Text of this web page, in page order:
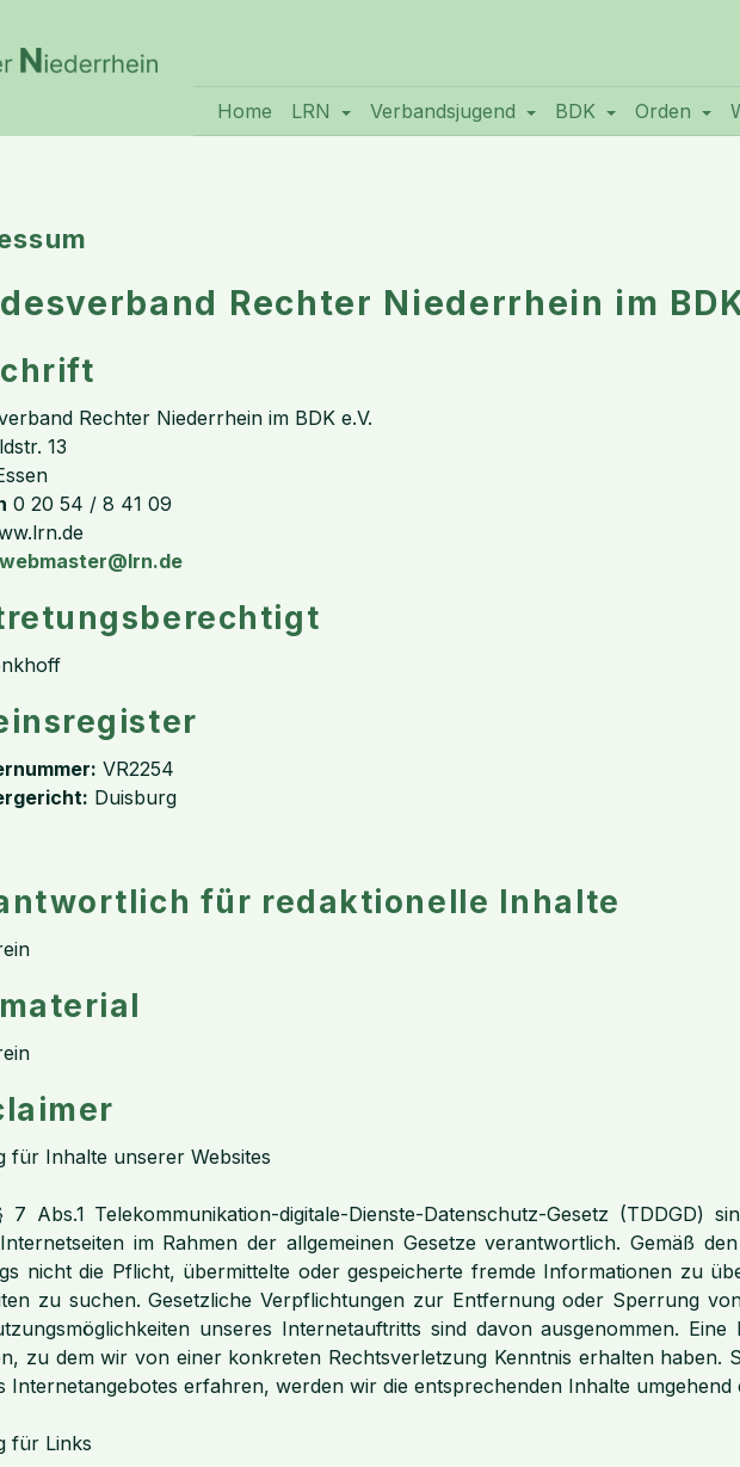
Home LRN Verbandsjugend BDK Orden
Rechter Niederrhein im
Rechter Niederrhein im BDK e.V.
13
0 20 54 / 8 41 09
webmaster@lrn.de
VR2254
Duisburg
für redaktionelle Inhalte
für Inhalte unserer Websites
7 Abs.1 Telekommunikation-digitale-Dienste-Datenschutz-Gesetz (TDDGD)
im Rahmen der allgemeinen Gesetze verantwortlich. Gemäß
nicht die Pflicht, übermittelte oder gespeicherte fremde Informationen zu
zu suchen. Gesetzliche Verpflichtungen zur Entfernung oder Sperrung
unseres Internetauftritts sind davon ausgenommen.
zu dem wir von einer konkreten Rechtsverletzung Kenntnis erhalten haben.
Internetangebotes erfahren, werden wir die entsprechenden Inhalte
für Links